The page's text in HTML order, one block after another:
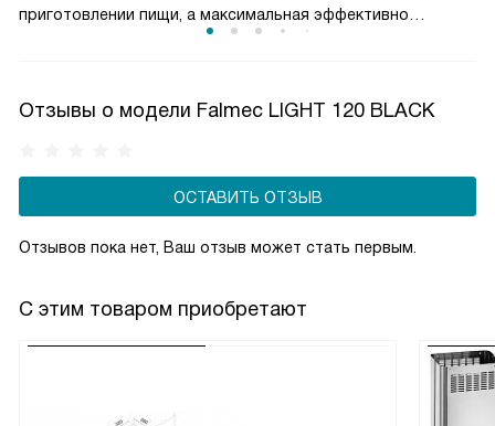
приготовлении пищи, а максимальная эффективно
может гибко управлять мощностью вытяжки, снижая
сохраняя комфортную атмосферу на кухне.
Отзывы о модели Falmec LIGHT 120 BLACK
ОСТАВИТЬ ОТЗЫВ
Отзывов пока нет, Ваш отзыв может стать первым.
С этим товаром приобретают